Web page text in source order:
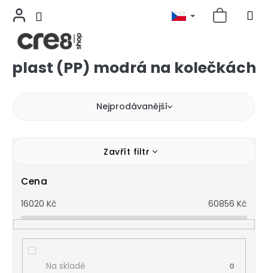
Přejítplast (PP) modrá na kolečkách
Nejprodávanější
Zavřít filtr
Cena
16020 Kč 60856 Kč
Na skladě 0